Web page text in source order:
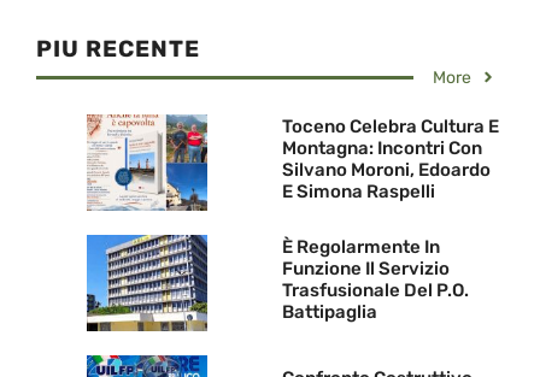
PIU RECENTE
More
Toceno Celebra Cultura E
Montagna: Incontri Con
Silvano Moroni, Edoardo
E Simona Raspelli
È Regolarmente In
Funzione Il Servizio
Trasfusionale Del P.O.
Battipaglia